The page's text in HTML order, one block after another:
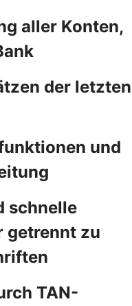
aller Konten,
der letzten
und
schnelle
getrennt zu
TAN-